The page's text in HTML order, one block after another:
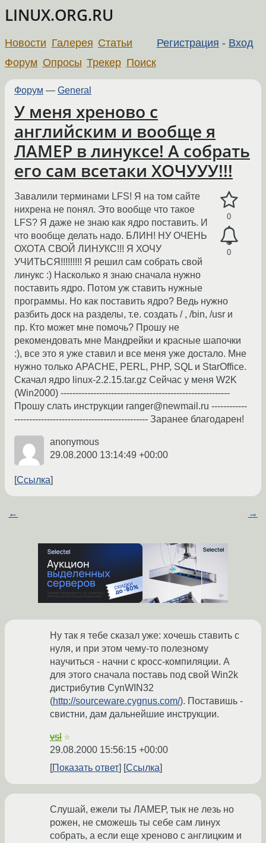
LINUX.ORG.RU
Регистрация - Вход
Новости Галерея Статьи
Форум Опросы Трекер Поиск
Форум — General
У меня хреново с
английским и вообще я
ЛАМЕР в линуксе! А собрать
его сам всетаки ХОЧУУУ!!!
0
0
Завалили терминами LFS! Я на том сайте
нихрена не понял. Это вообще что такое
LFS? Я даже не знаю как ядро поставить. И
что вообще делать надо. БЛИН! НУ ОЧЕНЬ
ОХОТА СВОЙ ЛИНУКС!!! Я ХОЧУ
УЧИТЬСЯ!!!!!!!!! Я решил сам собрать свой
линукс :) Насколько я знаю сначала нужно
поставить ядро. Потом уж ставить нужные
программы. Но как поставить ядро? Ведь нужно
разбить доск на разделы, т.е. создать / , /bin, /usr и
пр. Кто может мне помочь? Прошу не
рекомендовать мне Мандрейки и красные шапочки
:), все это я уже ставил и все меня уже достало. Мне
нужно только APACHE, PERL, PHP, SQL и StarOffice.
Скачал ядро linux-2.2.15.tar.gz Сейчас у меня W2K
(Win2000) ---------------------------------------------------------
Прошу слать инструкции ranger@newmail.ru ------------
--------------------------------------------- Заранее благодарен!
anonymous
29.08.2000 13:14:49 +00:00
Ссылка
← →
Ну так я тебе сказал уже: хочешь ставить с
нуля, и при этом чему-то полезному
научиться - начни с кросс-компиляции. А
для этого сначала поставь под свой Win2k
дистрибутив CynWIN32
(http://sourceware.cygnus.com/). Поставишь -
свистни, дам дальнейшие инструкции.
vsl ☆
29.08.2000 15:56:15 +00:00
Показать ответ
Ссылка
Слушай, ежели ты ЛАМЕР, тык не лезь но
рожен, не сможешь ты себе сам линух
собрать, а если еще хреново с англицким и